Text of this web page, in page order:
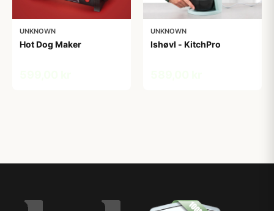
UNKNOWN
Hot Dog Maker
UNKNOWN
Ishøvl - KitchPro